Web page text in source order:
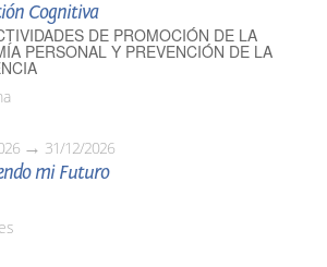
Cognitiva
DE PROMOCIÓN DE LA
PERSONAL Y PREVENCIÓN DE LA
31/12/2026
mi Futuro